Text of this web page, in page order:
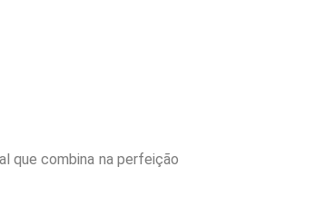
que combina na perfeição